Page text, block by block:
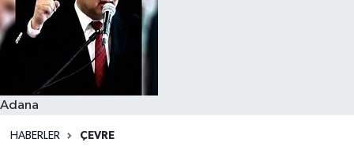
Adana
HABERLER ÇEVRE
Resmi İlanlar